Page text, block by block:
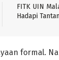
FITK UIN
Hadapi
formal.